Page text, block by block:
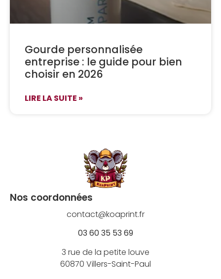
Gourde personnalisée
entreprise : le guide pour bien
choisir en 2026
LIRE LA SUITE »
Nos coordonnées
contact@koaprint.fr
03 60 35 53 69
3 rue de la petite louve
60870 Villers-Saint-Paul